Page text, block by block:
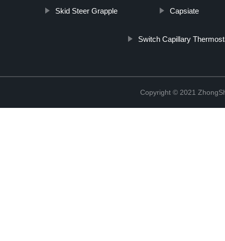
Skid Steer Grapple Capsiate
Switch Capillary
Copyright © 2021